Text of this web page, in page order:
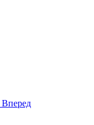
Вперед